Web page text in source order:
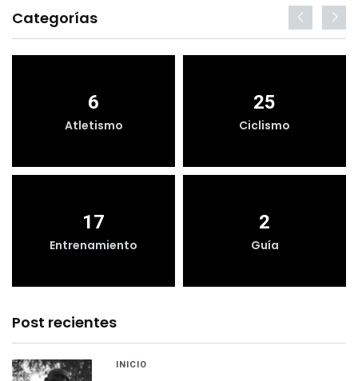
Categorías
6
Atletismo
25
Ciclismo
17
Entrenamiento
2
Guía
Post recientes
INICIO